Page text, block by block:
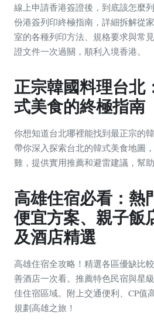
線上申請香港簽證後，到底該怎麼
份港簽列印終極指南，詳細拆解從
室的各種列印方法、規格要求與常
證文件一次過關，順利入境香港。
正宗韓國料理台北
式美食的終極指南
你想知道台北哪裡能找到最正宗的
帶你深入探索台北的韓式美食地圖
雞，提供實用推薦和避雷建議，幫
高雄住宿必看：熱
便宜方案、親子飯
及酒店精選
高雄住宿全攻略！精選各區優缺比
善酒店一次看。推薦特色民宿與星
佳住宿區域。附上交通便利、CP值
規劃高雄之旅！